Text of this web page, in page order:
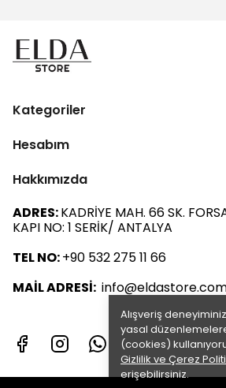
Alışveriş
yasal
(cookies)
Gizlilik ve Çerez
erişebilirsiniz.
Kategoriler
Hesabım
Hakkımızda
ADRES:KADRİYE MAH. 66 SK.
KAPI NO: 1 SERİK/ ANTALYA
TEL NO:+90 532 275 11 66
MAİL ADRESİ: